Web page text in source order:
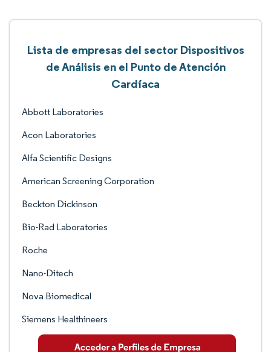
Lista de empresas del sector Dispositivos
de Análisis en el Punto de Atención
Cardíaca
Abbott Laboratories
Acon Laboratories
Alfa Scientific Designs
American Screening Corporation
Beckton Dickinson
Bio-Rad Laboratories
Roche
Nano-Ditech
Nova Biomedical
Siemens Healthineers